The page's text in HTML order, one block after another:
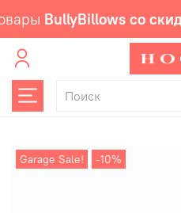
BullyBillows со
Garage Sale! -10%